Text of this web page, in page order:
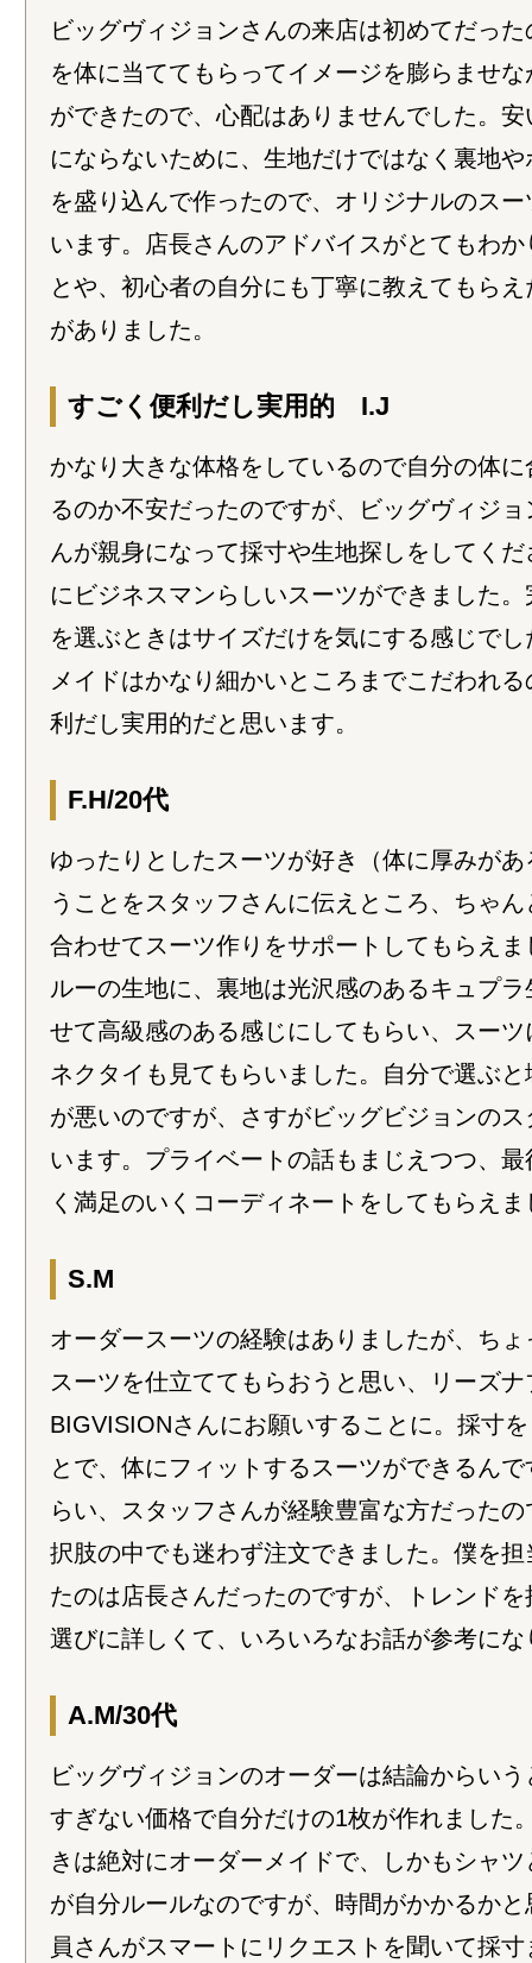
ビッグヴィジョンさんの来店は初めてだっ
を体に当ててもらってイメージを膨らませ
ができたので、心配はありませんでした。
にならないために、生地だけではなく裏地
を盛り込んで作ったので、オリジナルのス
います。店長さんのアドバイスがとてもわ
とや、初心者の自分にも丁寧に教えてもら
がありました。
すごく便利だし実用的 I.J
かなり大きな体格をしているので自分の体
るのか不安だったのですが、ビッグヴィジ
んが親身になって採寸や生地探しをしてく
にビジネスマンらしいスーツができました
を選ぶときはサイズだけを気にする感じで
メイドはかなり細かいところまでこだわれ
利だし実用的だと思います。
F.H/20代
ゆったりとしたスーツが好き（体に厚みが
うことをスタッフさんに伝えところ、ちゃ
合わせてスーツ作りをサポートしてもらえ
ルーの生地に、裏地は光沢感のあるキュプ
せて高級感のある感じにしてもらい、スー
ネクタイも見てもらいました。自分で選ぶ
が悪いのですが、さすがビッグビジョンの
います。プライベートの話もまじえつつ、
く満足のいくコーディネートをしてもらえま
S.M
オーダースーツの経験はありましたが、ち
スーツを仕立ててもらおうと思い、リーズナ
BIGVISIONさんにお願いすることに。採寸
とで、体にフィットするスーツができるん
らい、スタッフさんが経験豊富な方だった
択肢の中でも迷わず注文できました。僕を
たのは店長さんだったのですが、トレンド
選びに詳しくて、いろいろなお話が参考にな
A.M/30代
ビッグヴィジョンのオーダーは結論からい
すぎない価格で自分だけの1枚が作れました
きは絶対にオーダーメイドで、しかもシャ
が自分ルールなのですが、時間がかかるか
員さんがスマートにリクエストを聞いて採